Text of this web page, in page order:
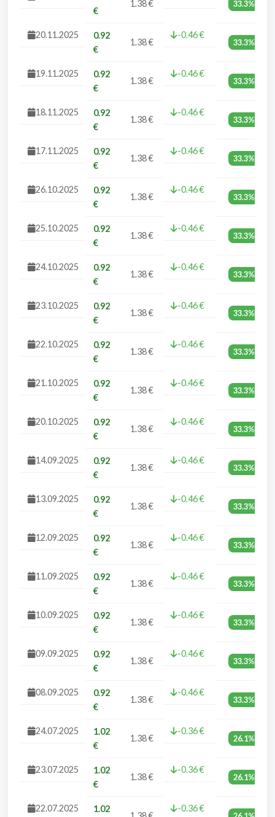
€
1.38 € 33.3%
20.11.2025
0.92
€
1.38 €
-0.46 €
33.3%
19.11.2025
0.92
€
1.38 €
-0.46 €
33.3%
18.11.2025
0.92
€
1.38 €
-0.46 €
33.3%
17.11.2025
0.92
€
1.38 €
-0.46 €
33.3%
26.10.2025
0.92
€
1.38 €
-0.46 €
33.3%
25.10.2025
0.92
€
1.38 €
-0.46 €
33.3%
24.10.2025
0.92
€
1.38 €
-0.46 €
33.3%
23.10.2025
0.92
€
1.38 €
-0.46 €
33.3%
22.10.2025
0.92
€
1.38 €
-0.46 €
33.3%
21.10.2025
0.92
€
1.38 €
-0.46 €
33.3%
20.10.2025
0.92
€
1.38 €
-0.46 €
33.3%
14.09.2025
0.92
€
1.38 €
-0.46 €
33.3%
13.09.2025
0.92
€
1.38 €
-0.46 €
33.3%
12.09.2025
0.92
€
1.38 €
-0.46 €
33.3%
11.09.2025
0.92
€
1.38 €
-0.46 €
33.3%
10.09.2025
0.92
€
1.38 €
-0.46 €
33.3%
09.09.2025
0.92
€
1.38 €
-0.46 €
33.3%
08.09.2025
0.92
€
1.38 €
-0.46 €
33.3%
24.07.2025
1.02
€
1.38 €
-0.36 €
26.1%
23.07.2025
1.02
€
1.38 €
-0.36 €
26.1%
22.07.2025
1.02
-0.36 €